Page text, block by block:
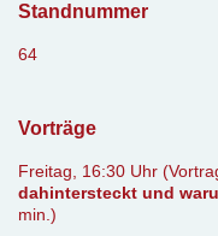
Standnummer
64
Vorträge
Freitag, 16:30 Uhr
dahintersteckt und
min.)